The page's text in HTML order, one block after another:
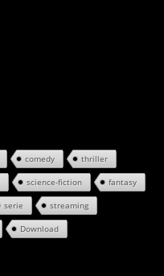
comedy thriller
science-fiction fantasy
serie streaming
Download